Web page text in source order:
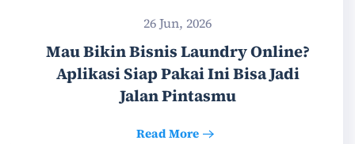
26 Jun, 2026
Mau Bikin Bisnis Laundry Online?
Aplikasi Siap Pakai Ini Bisa Jadi
Jalan Pintasmu
Read More